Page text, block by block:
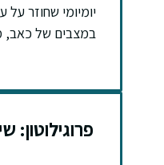
יומיומי שחוזר
במצבים של כאב,
פרוגילוטון: